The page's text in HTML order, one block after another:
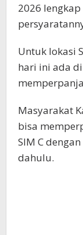
2026
Untuk lokasi
hari ini ada
Masyarakat
bisa
SIM C
dahulu.